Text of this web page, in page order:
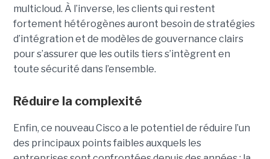
multicloud. À l’inverse, les clients qui restent
fortement hétérogènes auront besoin de stratégies
d’intégration et de modèles de gouvernance clairs
pour s’assurer que les outils tiers s’intègrent en
toute sécurité dans l’ensemble.
Réduire la complexité
Enfin, ce nouveau Cisco a le potentiel de réduire l’un
des principaux points faibles auxquels les